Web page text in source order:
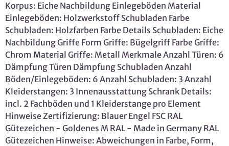
Korpus: Eiche Nachbildung Einlegeböden Material
Einlegeböden: Holzwerkstoff Schubladen Farbe
Schubladen: Holzfarben Farbe Details Schubladen: Eiche
Nachbildung Griffe Form Griffe: Bügelgriff Farbe Griffe:
Chrom Material Griffe: Metall Merkmale Anzahl Türen: 6
Dämpfung Türen Dämpfung Schubladen Anzahl
Böden/Einlegeböden: 6 Anzahl Schubladen: 3 Anzahl
Kleiderstangen: 3 Innenausstattung Schrank Details:
incl. 2 Fachböden und 1 Kleiderstange pro Element
Hinweise Zertifizierung: Blauer Engel FSC RAL
Gütezeichen - Goldenes M RAL - Made in Germany RAL
Gütezeichen Hinweise: Abweichungen in Farbe, Form,